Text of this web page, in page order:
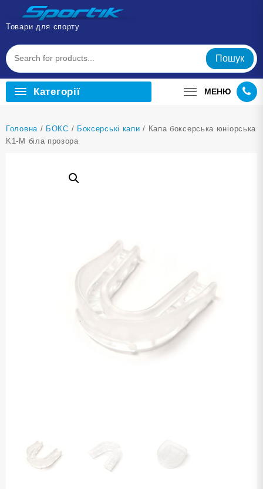
Перейти
вмісту
Товари для спорту
Пошук
Категорії МЕНЮ
Головна / БОКС / Боксерські капи / Капа боксерська юніорська
K1-M біла прозора